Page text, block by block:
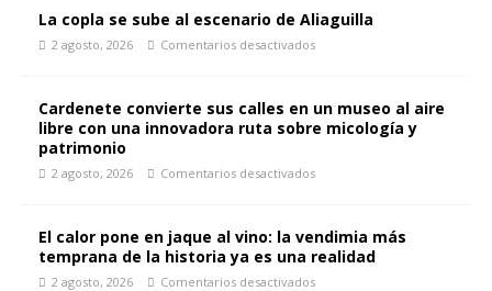
La copla se sube al escenario de Aliaguilla
2 agosto, 2026 Comentarios desactivados
Cardenete convierte sus calles en un museo al aire
libre con una innovadora ruta sobre micología y
patrimonio
2 agosto, 2026 Comentarios desactivados
El calor pone en jaque al vino: la vendimia más
temprana de la historia ya es una realidad
2 agosto, 2026 Comentarios desactivados